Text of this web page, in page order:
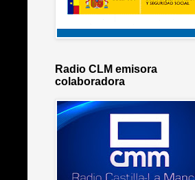
Radio CLM emisora
colaboradora